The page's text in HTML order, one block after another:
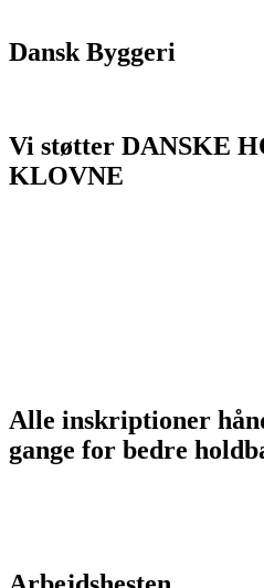
Dansk Byggeri
Vi støtter DANSKE
KLOVNE
Alle inskriptioner
gange for bedre